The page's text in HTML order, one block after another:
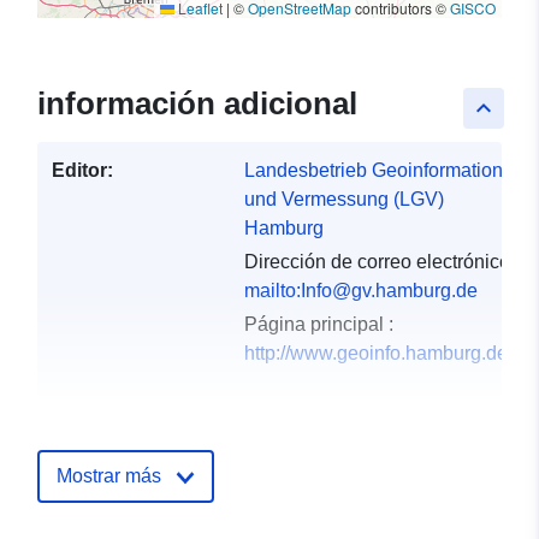
Leaflet | ©OpenStreetMapcontributors ©GISCO
keyboard_arrow_up
información adicional
Editor:
Landesbetrieb Geoinformation
und Vermessung (LGV)
Hamburg
Dirección de correo electrónico:
mailto:Info@gv.hamburg.de
Página principal :
http://www.geoinfo.hamburg.de
Mostrar más